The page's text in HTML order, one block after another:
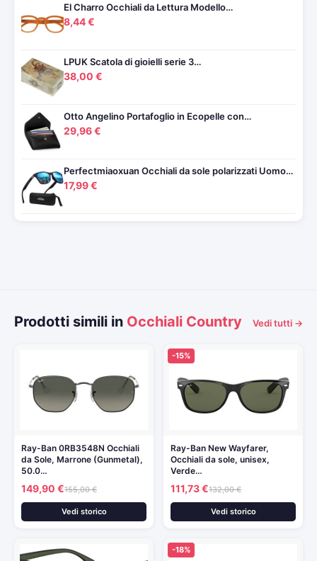
El Charro Occhiali da Lettura Modello…
8,44 €
LPUK Scatola di gioielli serie 3…
38,00 €
Otto Angelino Portafoglio in Ecopelle con…
29,96 €
Perfectmiaoxuan Occhiali da sole polarizzati Uomo…
17,99 €
Prodotti simili in Occhiali Country Vedi tutti →
Ray-Ban 0RB3548N Occhiali
da Sole, Marrone (Gunmetal),
50.0…
149,90 €155,00 €
Vedi storico
-15%
Ray-Ban New Wayfarer,
Occhiali da sole, unisex,
Verde…
111,73 €132,00 €
Vedi storico
-18%